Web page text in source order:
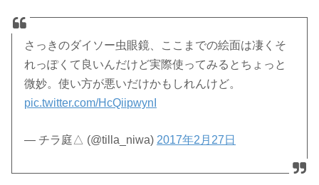
さっきのダイソー虫眼鏡、ここまでの絵面は凄くそ
れっぽくて良いんだけど実際使ってみるとちょっと
微妙。使い方が悪いだけかもしれんけど。
pic.twitter.com/HcQiipwynI
— チラ庭△ (@tilla_niwa) 2017年2月27日